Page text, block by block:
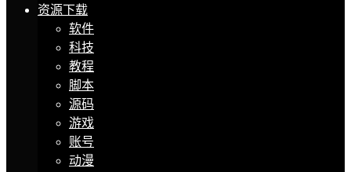
资源下载
软件
科技
教程
脚本
源码
游戏
账号
动漫